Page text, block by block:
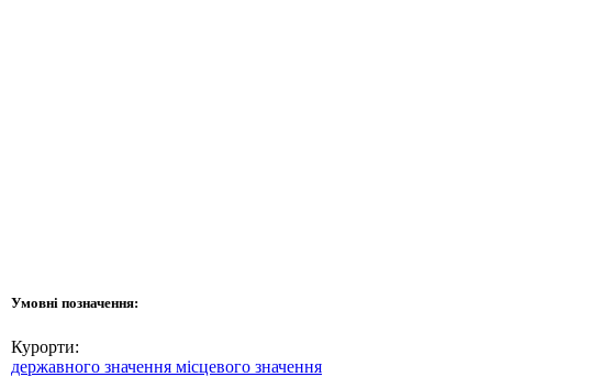
Умовні позначення:
Курорти:
державного значення місцевого значення